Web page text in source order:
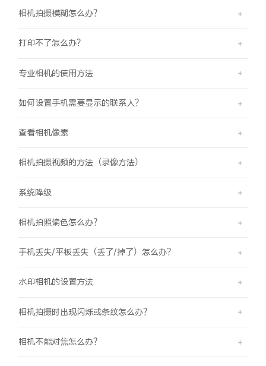
相机拍摄模糊怎么办？
打印不了怎么办？
专业相机的使用方法
如何设置手机需要显示的联系人？
查看相机像素
相机拍摄视频的方法（录像方法）
系统降级
相机拍照偏色怎么办？
手机丢失/平板丢失（丢了/掉了）怎么办？
水印相机的设置方法
相机拍摄时出现闪烁或条纹怎么办？
相机不能对焦怎么办？